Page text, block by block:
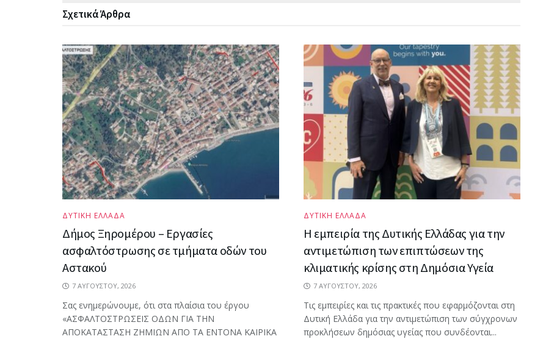
ΣχετικάΆρθρα
ΔΥΤΙΚΗ ΕΛΛΑΔΑ
Δήμος Ξηρομέρου – Εργασίες
ασφαλτόστρωσης σε τμήματα οδών του
Αστακού
7 ΑΥΓΟΎΣΤΟΥ, 2026
Σας ενημερώνουμε, ότι στα πλαίσια του έργου
«ΑΣΦΑΛΤΟΣΤΡΩΣΕΙΣ ΟΔΩΝ ΓΙΑ ΤΗΝ
ΑΠΟΚΑΤΑΣΤΑΣΗ ΖΗΜΙΩΝ ΑΠΟ ΤΑ ΕΝΤΟΝΑ ΚΑΙΡΙΚΑ
ΔΥΤΙΚΗ ΕΛΛΑΔΑ
Η εμπειρία της Δυτικής Ελλάδας για την
αντιμετώπιση των επιπτώσεων της
κλιματικής κρίσης στη Δημόσια Υγεία
7 ΑΥΓΟΎΣΤΟΥ, 2026
Τις εμπειρίες και τις πρακτικές που εφαρμόζονται στη
Δυτική Ελλάδα για την αντιμετώπιση των σύγχρονων
προκλήσεων δημόσιας υγείας που συνδέονται...